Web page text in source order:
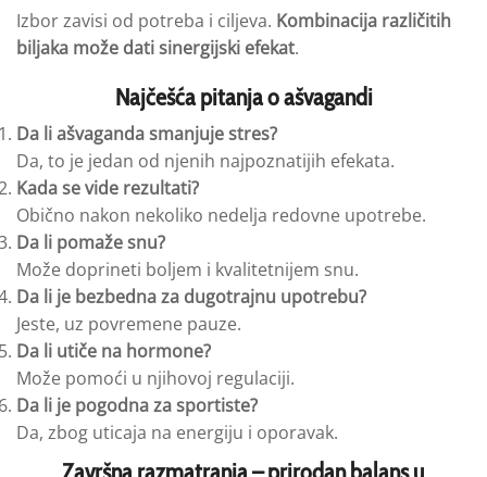
Izbor zavisi od potreba i ciljeva. Kombinacija različitih
biljaka može dati sinergijski efekat.
Najčešća pitanja o ašvagandi
Da li ašvaganda smanjuje stres?
Da, to je jedan od njenih najpoznatijih efekata.
Kada se vide rezultati?
Obično nakon nekoliko nedelja redovne upotrebe.
Da li pomaže snu?
Može doprineti boljem i kvalitetnijem snu.
Da li je bezbedna za dugotrajnu upotrebu?
Jeste, uz povremene pauze.
Da li utiče na hormone?
Može pomoći u njihovoj regulaciji.
Da li je pogodna za sportiste?
Da, zbog uticaja na energiju i oporavak.